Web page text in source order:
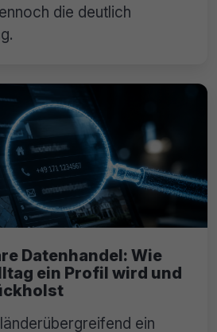
die deutlich
Datenhandel: Wie
ein Profil wird und
ein